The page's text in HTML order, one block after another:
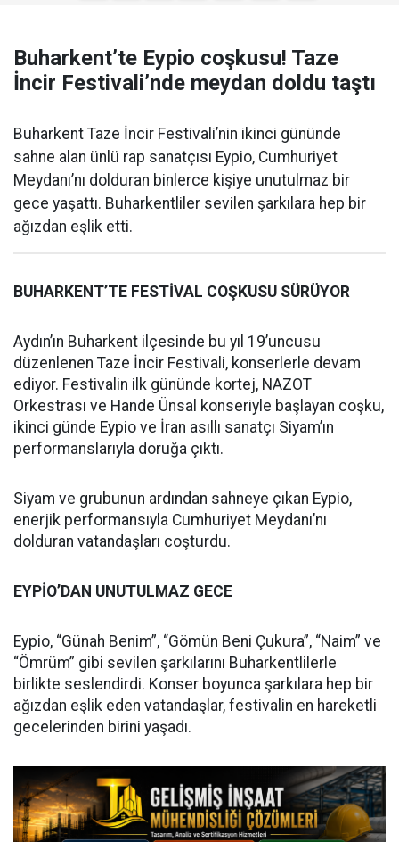
Buharkent’te Eypio coşkusu! Taze
İncir Festivali’nde meydan doldu taştı
Buharkent Taze İncir Festivali’nin ikinci gününde
sahne alan ünlü rap sanatçısı Eypio, Cumhuriyet
Meydanı’nı dolduran binlerce kişiye unutulmaz bir
gece yaşattı. Buharkentliler sevilen şarkılara hep bir
ağızdan eşlik etti.
BUHARKENT’TE FESTİVAL COŞKUSU SÜRÜYOR
Aydın’ın Buharkent ilçesinde bu yıl 19’uncusu
düzenlenen Taze İncir Festivali, konserlerle devam
ediyor. Festivalin ilk gününde kortej, NAZOT
Orkestrası ve Hande Ünsal konseriyle başlayan coşku,
ikinci günde Eypio ve İran asıllı sanatçı Siyam’ın
performanslarıyla doruğa çıktı.
Siyam ve grubunun ardından sahneye çıkan Eypio,
enerjik performansıyla Cumhuriyet Meydanı’nı
dolduran vatandaşları coşturdu.
EYPİO’DAN UNUTULMAZ GECE
Eypio, “Günah Benim”, “Gömün Beni Çukura”, “Naim” ve
“Ömrüm” gibi sevilen şarkılarını Buharkentlilerle
birlikte seslendirdi. Konser boyunca şarkılara hep bir
ağızdan eşlik eden vatandaşlar, festivalin en hareketli
gecelerinden birini yaşadı.